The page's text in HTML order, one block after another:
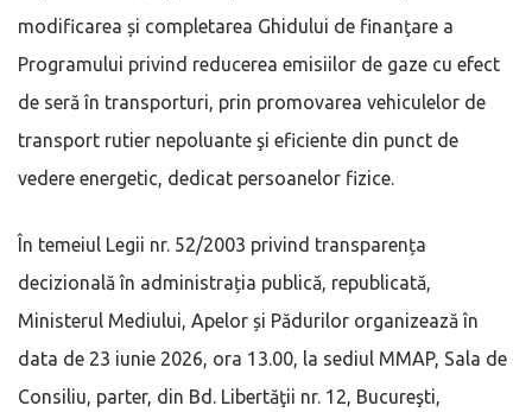
modificarea și completarea Ghidului de finanţare a
Programului privind reducerea emisiilor de gaze cu efect
de seră în transporturi, prin promovarea vehiculelor de
transport rutier nepoluante şi eficiente din punct de
vedere energetic, dedicat persoanelor fizice.
În temeiul Legii nr. 52/2003 privind transparența
decizională în administrația publică, republicată,
Ministerul Mediului, Apelor și Pădurilor organizează în
data de 23 iunie 2026, ora 13.00, la sediul MMAP, Sala de
Consiliu, parter, din Bd. Libertăţii nr. 12, Bucureşti,